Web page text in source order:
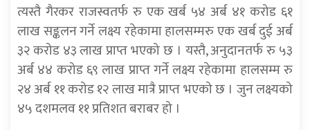
त्यस्तै गैरकर राजस्वतर्फ रु एक खर्ब ५४ अर्ब ४१ करोड ६१
लाख सङ्कलन गर्ने लक्ष्य रहेकामा हालसम्मरु एक खर्ब दुई अर्ब
३२ करोड ४३ लाख प्राप्त भएको छ । यस्तै, अनुदानतर्फ रु ५३
अर्ब ४४ करोड ६९ लाख प्राप्त गर्ने लक्ष्य रहेकामा हालसम्म रु
२४ अर्ब ११ करोड १२ लाख मात्रै प्राप्त भएको छ । जुन लक्ष्यको
४५ दशमलव ११ प्रतिशत बराबर हो ।